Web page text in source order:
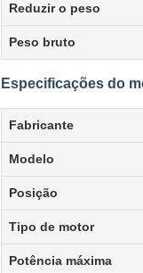
Reduzir o peso
Peso bruto
Especificações do
Fabricante
Modelo
Posição
Tipo de motor
Potência máxima